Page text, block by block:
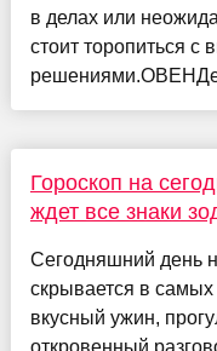
в делах или
стоит торопиться с
Гороскоп на
ждет все знаки
Сегодняшний день
скрывается в
вкусный ужин,
откровенный